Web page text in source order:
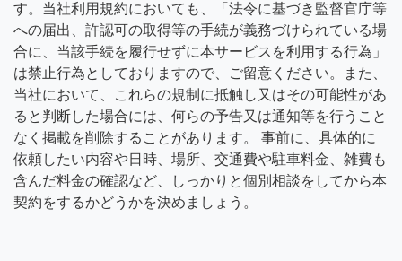
す。当社利用規約においても、「法令に基づき監督官庁等
への届出、許認可の取得等の手続が義務づけられている場
合に、当該手続を履行せずに本サービスを利用する行為」
は禁止行為としておりますので、ご留意ください。また、
当社において、これらの規制に抵触し又はその可能性があ
ると判断した場合には、何らの予告又は通知等を行うこと
なく掲載を削除することがあります。 事前に、具体的に
依頼したい内容や日時、場所、交通費や駐車料金、雑費も
含んだ料金の確認など、しっかりと個別相談をしてから本
契約をするかどうかを決めましょう。